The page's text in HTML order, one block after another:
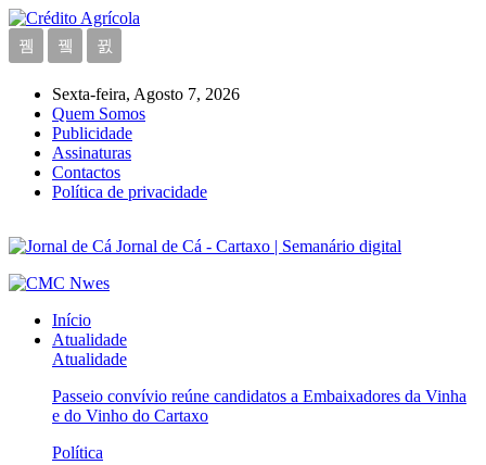
Sexta-feira, Agosto 7, 2026
Quem Somos
Publicidade
Assinaturas
Contactos
Política de privacidade
Jornal de Cá - Cartaxo | Semanário digital
Início
Atualidade
Atualidade
Passeio convívio reúne candidatos a Embaixadores da Vinha
e do Vinho do Cartaxo
Política